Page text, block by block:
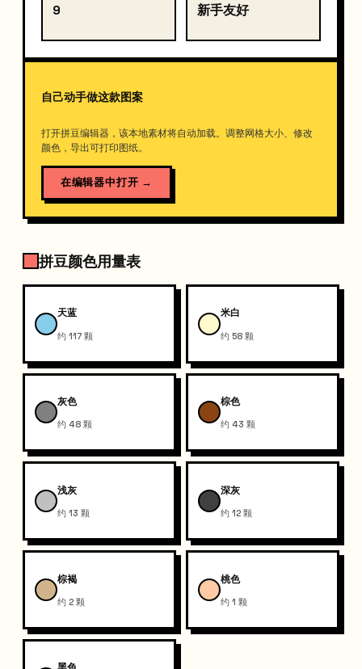
9 新手友好
自己动手做这款图案
打开拼豆编辑器，该本地素材将自动加载。调整网格大小、修改
颜色，导出可打印图纸。
在编辑器中打开 →
拼豆颜色用量表
天蓝
约 117 颗
米白
约 58 颗
灰色
约 48 颗
棕色
约 43 颗
浅灰
约 13 颗
深灰
约 12 颗
棕褐
约 2 颗
桃色
约 1 颗